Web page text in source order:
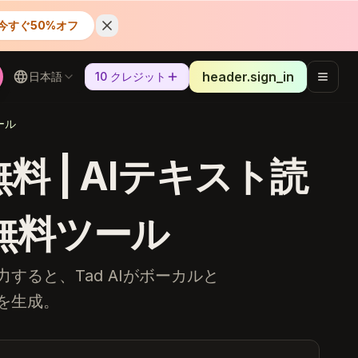
すぐ50%オフ
日本語 10 クレジット header.sign_in
ル
| AIテキスト読
料ツール
すると、Tad AIがボーカルと
成。